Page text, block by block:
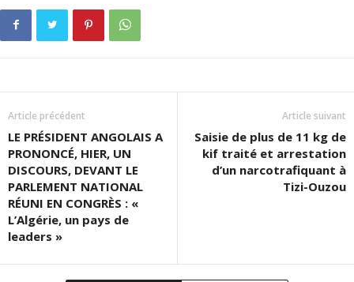
Article précédent
LE PRÉSIDENT ANGOLAIS A
PRONONCÉ, HIER, UN
DISCOURS, DEVANT LE
PARLEMENT NATIONAL
RÉUNI EN CONGRÈS : «
L’Algérie, un pays de
leaders »
Article suivant
Saisie de plus de 11 kg de
kif traité et arrestation
d’un narcotrafiquant à
Tizi-Ouzou